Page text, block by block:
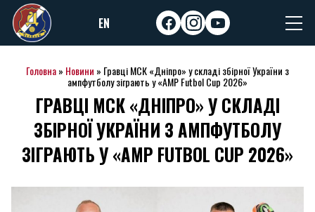
Skip
to
content
EN facebookinstagram
youtube
Головна» Новини » Гравці МСК «Дніпро» у складі збірної України з
ампфутболу зіграють у «AMP Futbol Cup 2026»
ГРАВЦІ МСК «ДНІПРО» У СКЛАДІ
ЗБІРНОЇ УКРАЇНИ З АМПФУТБОЛУ
ЗІГРАЮТЬ У «AMP FUTBOL CUP 2026»